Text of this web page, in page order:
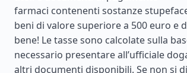
farmaci contenenti sostanze
beni di valore superiore a 500 euro e
bene! Le tasse sono calcolate sulla
necessario presentare all’ufficiale
altri documenti disponibili. Se non si